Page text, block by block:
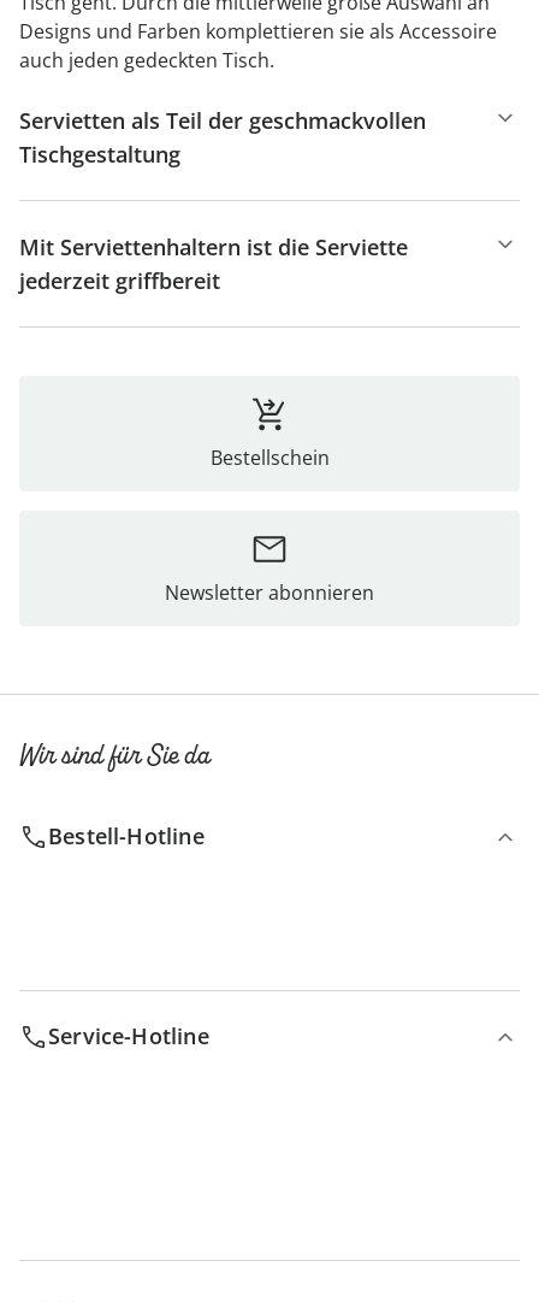
Designs und Farben komplettieren sie als Accessoire
auch jeden gedeckten Tisch.
Servietten als Teil der geschmackvollen
Tischgestaltung
Mit Serviettenhaltern ist die Serviette
jederzeit griffbereit
Bestellschein
Newsletter abonnieren
Wir sind für Sie da
Bestell-Hotline
Service-Hotline